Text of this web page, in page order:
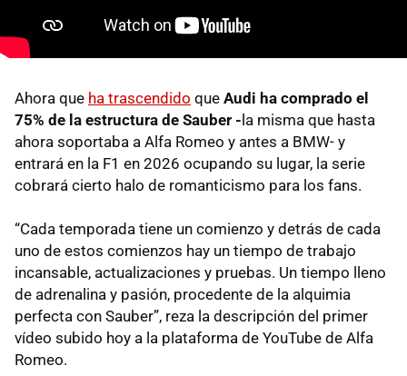
Ahora que ha trascendido que Audi ha comprado el
75% de la estructura de Sauber -la misma que hasta
ahora soportaba a Alfa Romeo y antes a BMW- y
entrará en la F1 en 2026 ocupando su lugar, la serie
cobrará cierto halo de romanticismo para los fans.
“Cada temporada tiene un comienzo y detrás de cada
uno de estos comienzos hay un tiempo de trabajo
incansable, actualizaciones y pruebas. Un tiempo lleno
de adrenalina y pasión, procedente de la alquimia
perfecta con Sauber”, reza la descripción del primer
vídeo subido hoy a la plataforma de YouTube de Alfa
Romeo.